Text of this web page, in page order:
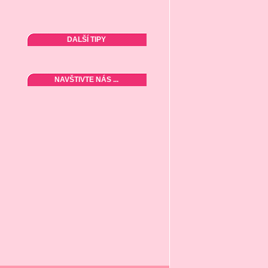
DALŠÍ TIPY
NAVŠTIVTE NÁS ...